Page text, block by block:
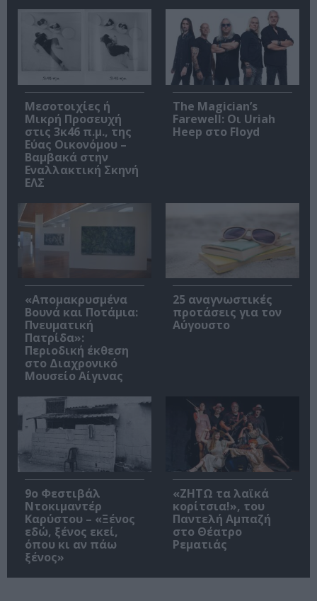
Μεσοτοιχίες ή
Μικρή Προσευχή
στις 3κ46 π.μ., της
Εύας Οικονόμου –
Βαμβακά στην
Εναλλακτική Σκηνή
ΕΛΣ
The Magician’s
Farewell: Οι Uriah
Heep στο Floyd
«Απομακρυσμένα
Βουνά και Ποτάμια:
Πνευματική
Πατρίδα»:
Περιοδική έκθεση
στο Διαχρονικό
Μουσείο Αίγινας
25 αναγνωστικές
προτάσεις για τον
Αύγουστο
9ο Φεστιβάλ
Ντοκιμαντέρ
Καρύστου – «Ξένος
εδώ, ξένος εκεί,
όπου κι αν πάω
ξένος»
«ΖΗΤΩ τα λαϊκά
κορίτσια!», του
Παντελή Αμπαζή
στο Θέατρο
Ρεματιάς